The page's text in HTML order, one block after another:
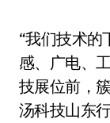
“我们技术的
感、广电、
技展位前，
汤科技山东